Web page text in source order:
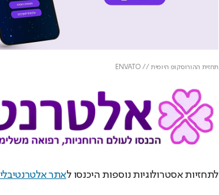
Loaded :
תחזית ההורוסקופ היומית // ENVATO
לתחזיות אסטרולוגיות נוספות היכנסו לאתר אלטרנטיבלי